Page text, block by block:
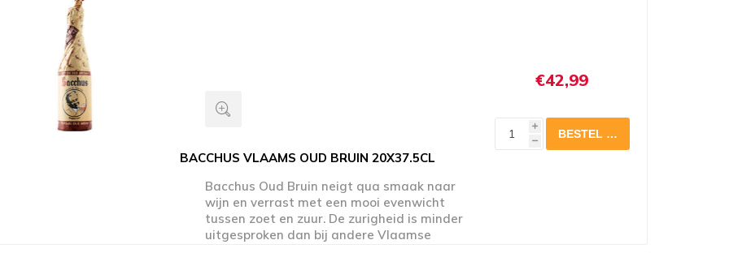
BACCHUS VLAAMS OUD BRUIN 20X37.5CL
Bacchus Oud Bruin neigt qua smaak naar
wijn en verrast met een mooi evenwicht
tussen zoet en zuur. De zurigheid is minder
uitgesproken dan bij andere Vlaamse
€42,99
i
h